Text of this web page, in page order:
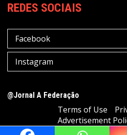
REDES SOCIAIS
Facebook
Instagram
@Jornal A Federação
Terms of Use
Advertisement